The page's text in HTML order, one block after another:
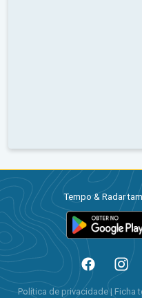
Tempo & Radar
Política de privacidade| Ficha